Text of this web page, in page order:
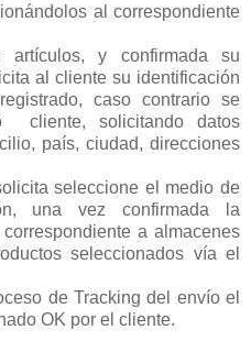
al correspondiente
artículos, y confirmada su
al cliente su identificación
caso contrario se
cliente, solicitando datos
país, ciudad, direcciones
seleccione el medio de
una vez confirmada la
a almacenes
seleccionados vía el
de Tracking del envío el
OK por el cliente.